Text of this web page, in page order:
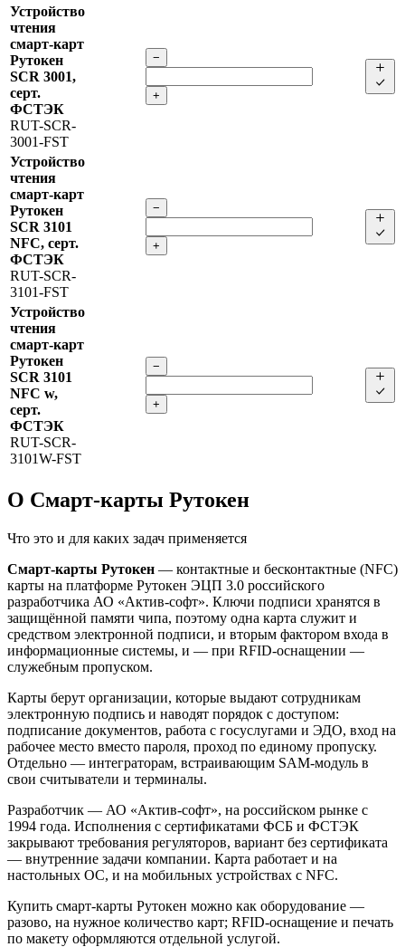
Устройство
чтения
смарт-карт
Рутокен
SCR 3001,
серт.
ФСТЭК
RUT-SCR-
3001-FST
−
+
Устройство
чтения
смарт-карт
Рутокен
SCR 3101
NFC, серт.
ФСТЭК
RUT-SCR-
3101-FST
−
+
Устройство
чтения
смарт-карт
Рутокен
SCR 3101
NFC w,
серт.
ФСТЭК
RUT-SCR-
3101W-FST
−
+
О Смарт-карты Рутокен
Что это и для каких задач применяется
Смарт-карты Рутокен — контактные и бесконтактные (NFC)
карты на платформе Рутокен ЭЦП 3.0 российского
разработчика АО «Актив-софт». Ключи подписи хранятся в
защищённой памяти чипа, поэтому одна карта служит и
средством электронной подписи, и вторым фактором входа в
информационные системы, и — при RFID-оснащении —
служебным пропуском.
Карты берут организации, которые выдают сотрудникам
электронную подпись и наводят порядок с доступом:
подписание документов, работа с госуслугами и ЭДО, вход на
рабочее место вместо пароля, проход по единому пропуску.
Отдельно — интеграторам, встраивающим SAM-модуль в
свои считыватели и терминалы.
Разработчик — АО «Актив-софт», на российском рынке с
1994 года. Исполнения с сертификатами ФСБ и ФСТЭК
закрывают требования регуляторов, вариант без сертификата
— внутренние задачи компании. Карта работает и на
настольных ОС, и на мобильных устройствах с NFC.
Купить смарт-карты Рутокен можно как оборудование —
разово, на нужное количество карт; RFID-оснащение и печать
по макету оформляются отдельной услугой.